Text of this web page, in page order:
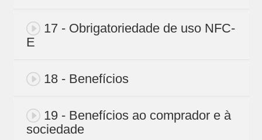
17 - Obrigatoriedade de uso NFC-
E
18 - Benefícios
19 - Benefícios ao comprador e à
sociedade